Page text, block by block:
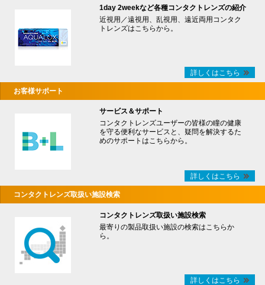
1day 2weekなど各種コンタクトレンズの紹介
近視用／遠視用、乱視用、遠近両用コンタク
トレンズはこちらから。
詳しくはこちら
お客様サポート
サービス＆サポート
コンタクトレンズユーザーの皆様の瞳の健康
を守る便利なサービスと、疑問を解決するた
めのサポートはこちらから。
詳しくはこちら
コンタクトレンズ取扱い施設検索
コンタクトレンズ取扱い施設検索
最寄りの製品取扱い施設の検索はこちらか
ら。
詳しくはこちら